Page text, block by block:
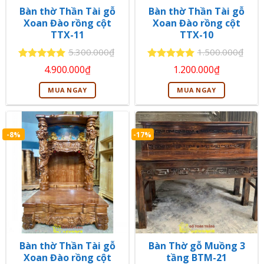
Bàn thờ Thần Tài gỗ
Xoan Đào rồng cột
TTX-11
Được xếp
5
5.300.000₫
Giá
gốc
là:
5.300.000₫.
4.900.000₫Giá
tại
là:
4.900.000₫.
MUA NGAY
Bàn thờ Thần Tài gỗ
Xoan Đào rồng cột
TTX-10
Được xếp
5
1.500.000₫
Giá
gốc
là:
1.500.000₫.
1.200.000₫Giá
tại
là:
MUA NGAY
-8%
Bàn thờ Thần Tài gỗ
Xoan Đào rồng cột
-17%
Bàn Thờ gỗ Muồng 3
tầng BTM-21